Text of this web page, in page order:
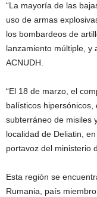
“La mayoría de las
uso de armas
los bombardeos de
lanzamiento múltiple, y
ACNUDH.
“El 18 de marzo, el
balísticos
subterráneo de misiles
localidad de Deliatin,
portavoz del ministerio
Esta región se
Rumania, país